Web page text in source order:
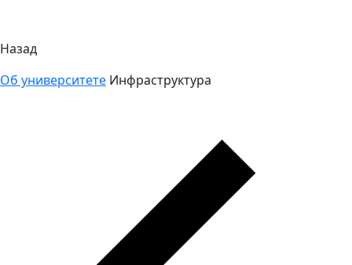
Назад
Об университете Инфраструктура